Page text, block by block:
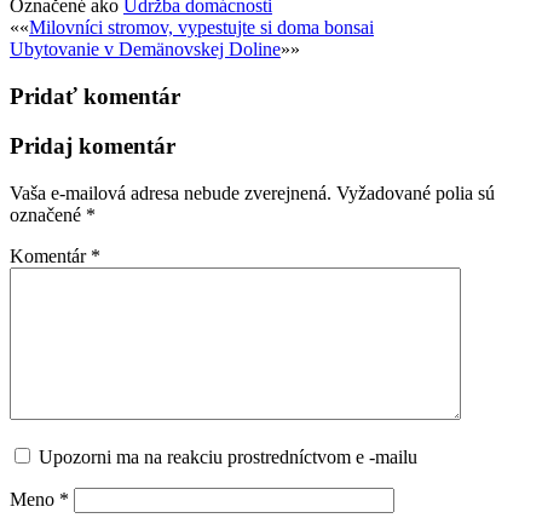
Označené ako Údržba domácnosti
Post
navigation
««Milovníci stromov, vypestujte si doma bonsai
Ubytovanie v Demänovskej Doline»»
Pridať komentár
Pridaj komentár
Vaša e-mailová adresa nebude zverejnená. Vyžadované polia sú
označené *
Komentár *
Upozorni ma na reakciu prostredníctvom e -mailu
Meno *